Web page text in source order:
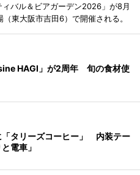
バル＆ビアガーデン2026」が8月
東大阪市吉田6）で開催される。
HAGI」が2周年 旬の食材使
「タリーズコーヒー」 内装テー
電車」